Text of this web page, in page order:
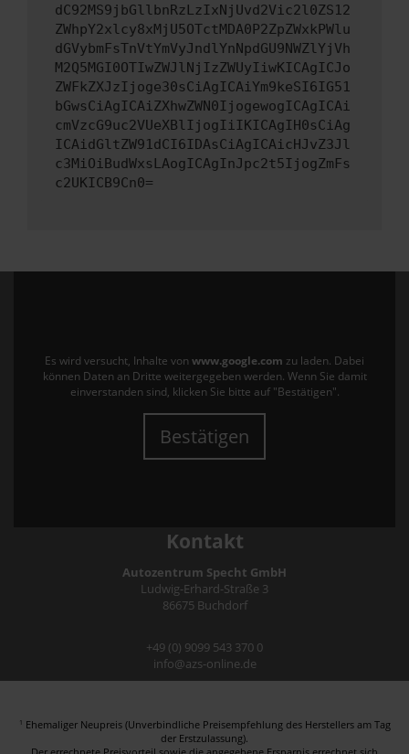
dC92MS9jbGllbnRzLzIxNjUvd2Vic2l0ZS12
ZWhpY2xlcy8xMjU5OTctMDA0P2ZpZWxkPWlu
dGVybmFsTnVtYmVyJndlYnNpdGU9NWZlYjVh
M2Q5MGI0OTIwZWJlNjIzZWUyIiwKICAgICJo
ZWFkZXJzIjoge30sCiAgICAiYm9keSI6IG51
bGwsCiAgICAiZXhwZWN0IjogewogICAgICAi
cmVzcG9uc2VUeXBlIjogIiIKICAgIH0sCiAg
ICAidGltZW91dCI6IDAsCiAgICAicHJvZ3Jl
c3MiOiBudWxsLAogICAgInJpc2t5IjogZmFs
c2UKICB9Cn0=
Es wird versucht, Inhalte von www.google.com zu laden. Dabei
können Daten an Dritte weitergegeben werden. Wenn Sie damit
einverstanden sind, klicken Sie bitte auf "Bestätigen".
Bestätigen
Kontakt
Autozentrum Specht GmbH
Ludwig-Erhard-Straße 3
86675 Buchdorf
+49 (0) 9099 543 370 0
info@azs-online.de
1 Ehemaliger Neupreis (Unverbindliche Preisempfehlung des Herstellers am Tag
der Erstzulassung).